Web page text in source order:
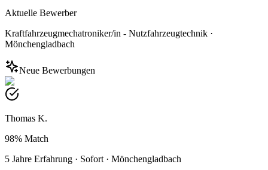
Aktuelle Bewerber
Kraftfahrzeugmechatroniker/in - Nutzfahrzeugtechnik ·
Mönchengladbach
Neue Bewerbungen
Thomas K.
98% Match
5 Jahre Erfahrung · Sofort · Mönchengladbach